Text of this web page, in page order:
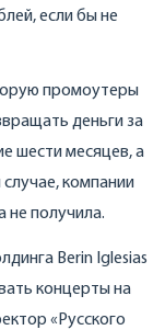
если бы не
промоутеры
деньги за
шести месяцев, а
компании
не получила.
Berin Iglesias
концерты на
«Русского